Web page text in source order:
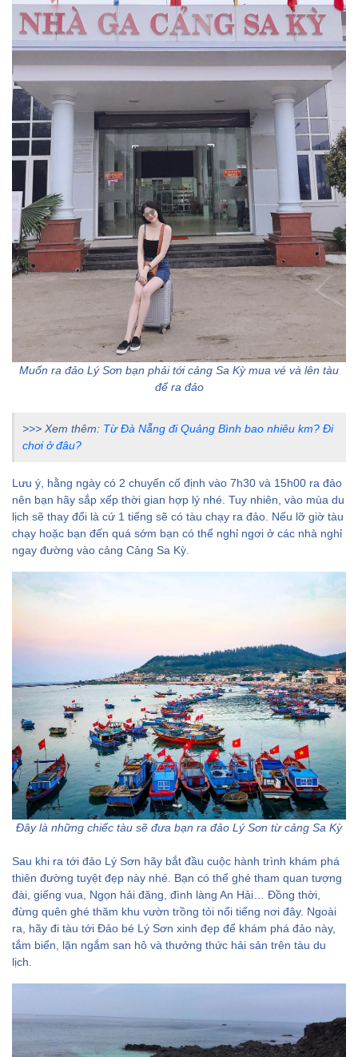
Muốn ra đảo Lý Sơn bạn phải tới cảng Sa Kỳ mua vé và lên tàu
để ra đảo
>>> Xem thêm: Từ Đà Nẵng đi Quảng Bình bao nhiêu km? Đi
chơi ở đâu?
Lưu ý, hằng ngày có 2 chuyến cố định vào 7h30 và 15h00 ra đảo
nên bạn hãy sắp xếp thời gian hợp lý nhé. Tuy nhiên, vào mùa du
lịch sẽ thay đổi là cứ 1 tiếng sẽ có tàu chạy ra đảo. Nếu lỡ giờ tàu
chạy hoặc bạn đến quá sớm bạn có thể nghỉ ngơi ở các nhà nghỉ
ngay đường vào cảng Cảng Sa Kỳ.
Đây là những chiếc tàu sẽ đưa bạn ra đảo Lý Sơn từ cảng Sa Kỳ
Sau khi ra tới đảo Lý Sơn hãy bắt đầu cuộc hành trình khám phá
thiên đường tuyệt đẹp này nhé. Bạn có thể ghé tham quan tượng
đài, giếng vua, Ngọn hải đăng, đình làng An Hải… Đồng thời,
đừng quên ghé thăm khu vườn trồng tỏi nổi tiếng nơi đây. Ngoài
ra, hãy đi tàu tới Đảo bé Lý Sơn xinh đẹp để khám phá đảo này,
tắm biển, lặn ngắm san hô và thưởng thức hải sản trên tàu du
lịch.